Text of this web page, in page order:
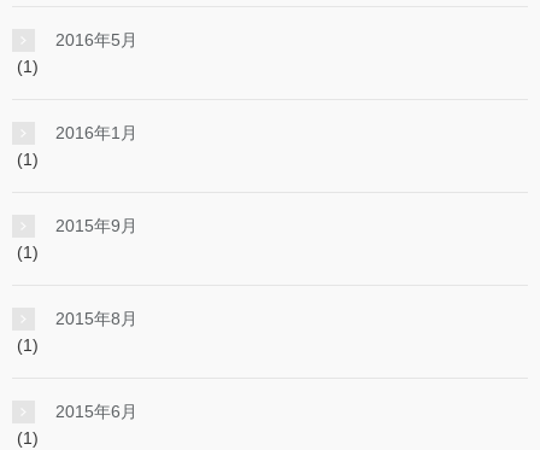
2016年5月
(1)
2016年1月
(1)
2015年9月
(1)
2015年8月
(1)
2015年6月
(1)